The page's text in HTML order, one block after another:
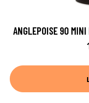
ANGLEPOISE 90